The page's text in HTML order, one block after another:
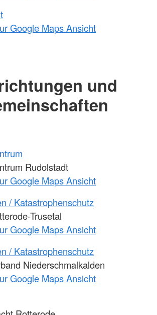
Google Maps Ansicht
und
Rudolstadt
Google Maps Ansicht
/ Katastrophenschutz
Trusetal
Google Maps Ansicht
/ Katastrophenschutz
Niederschmalkalden
Google Maps Ansicht